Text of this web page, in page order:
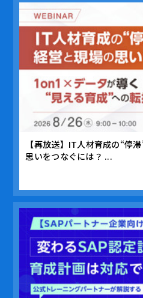
【再放送】IT人材育成の“停
思いをつなぐには？ ...